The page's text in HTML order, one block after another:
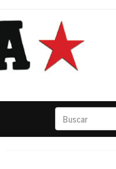
Buscar